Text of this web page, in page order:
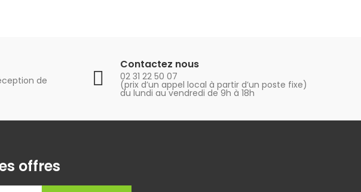
de
Contactez nous
02 31 22 50 07
(prix d’un appel local à partir d’un poste fixe)
du lundi au vendredi de 9h à 18h
offres